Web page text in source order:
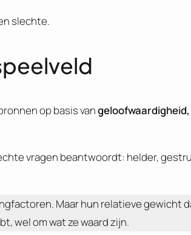
slechte.
op basis van
vragen beantwoordt: helder,
Maar hun relatieve gewicht
wel om wat ze waard zijn.